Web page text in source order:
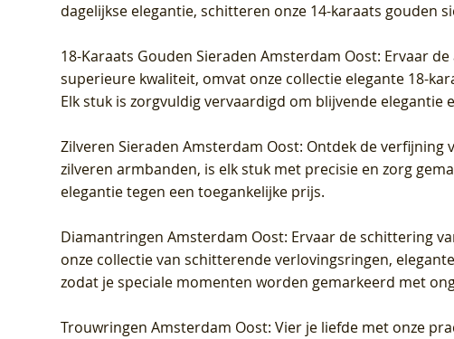
dagelijkse elegantie, schitteren onze 14-karaats gouden
18-Karaats Gouden Sieraden Amsterdam Oost: Ervaar
superieure kwaliteit, omvat onze collectie elegante 18-
Elk stuk is zorgvuldig vervaardigd om blijvende elegantie
Zilveren Sieraden Amsterdam Oost: Ontdek de verfijning
zilveren armbanden, is elk stuk met precisie en zorg
elegantie tegen een toegankelijke prijs.
Diamantringen Amsterdam Oost: Ervaar de schittering
onze collectie van schitterende verlovingsringen,
zodat je speciale momenten worden gemarkeerd met
Trouwringen Amsterdam Oost: Vier je liefde met onze